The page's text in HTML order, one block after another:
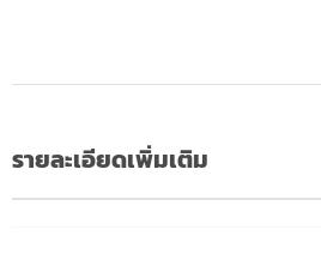
รายละเอียดเพิ่มเติม